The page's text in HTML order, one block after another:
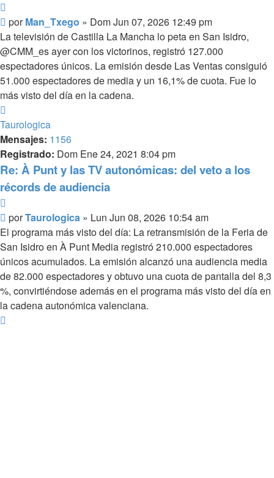
Mensaje
porMan_Txego » Dom Jun 07, 2026 12:49 pm
La televisión de Castilla La Mancha lo peta en San Isidro,
@CMM_es ayer con los victorinos, registró 127.000
espectadores únicos. La emisión desde Las Ventas consiguió
51.000 espectadores de media y un 16,1% de cuota. Fue lo
más visto del día en la cadena.
Taurologica
Mensajes: 1156
Registrado: Dom Ene 24, 2021 8:04 pm
Re: À Punt y las TV autonómicas: del veto a los
récords de audiencia
Mensaje
porTaurologica » Lun Jun 08, 2026 10:54 am
El programa más visto del día: La retransmisión de la Feria de
San Isidro en À Punt Media registró 210.000 espectadores
únicos acumulados. La emisión alcanzó una audiencia media
de 82.000 espectadores y obtuvo una cuota de pantalla del 8,3
%, convirtiéndose además en el programa más visto del día en
la cadena autonómica valenciana.